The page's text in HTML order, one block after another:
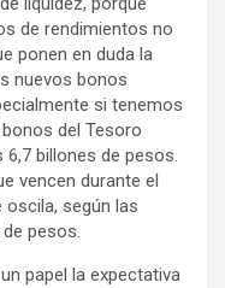
de rendimientos no
ponen en duda la
nuevos bonos
si tenemos
del Tesoro
billones de pesos.
vencen durante el
según las
pesos.
papel la expectativa